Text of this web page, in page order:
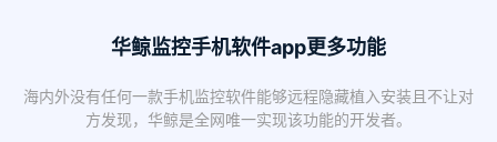
华鲸监控手机软件app更多功能
海内外没有任何一款手机监控软件能够远程隐藏植入安装且不让对
方发现，华鲸是全网唯一实现该功能的开发者。